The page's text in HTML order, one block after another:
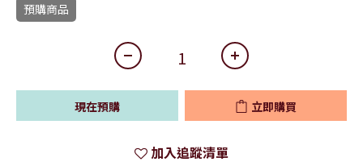
預購商品
現在預購 立即購買
加入追蹤清單